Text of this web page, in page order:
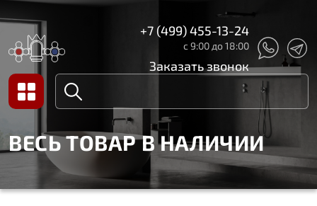
+7 (499) 455-13-24
с 9:00 до 18:00
Заказать звонок
ВЕСЬ ТОВАР В НАЛИЧИИ